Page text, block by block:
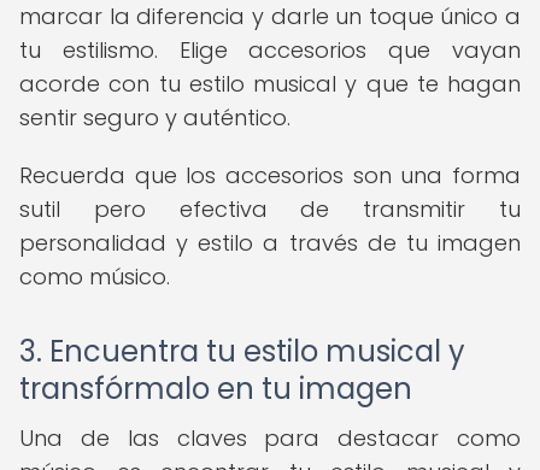
marcar la diferencia y darle un toque único a
tu estilismo. Elige accesorios que vayan
acorde con tu estilo musical y que te hagan
sentir seguro y auténtico.
Recuerda que los accesorios son una forma
sutil pero efectiva de transmitir tu
personalidad y estilo a través de tu imagen
como músico.
3. Encuentra tu estilo musical y
transfórmalo en tu imagen
Una de las claves para destacar como